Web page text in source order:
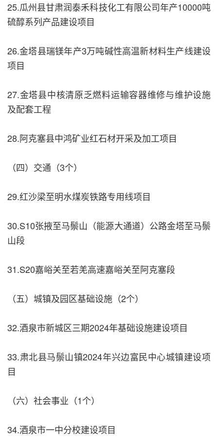
25.瓜州县甘肃润泰禾科技化工有限公司年产10000吨
硫醇系列产品建设项目
26.金塔县瑞镁年产3万吨碱性高温新材料生产线建设
项目
27.金塔县中核清原乏燃料运输容器维修与维护设施
及配套工程
28.阿克塞县中鸿矿业红石材开采及加工项目
（四）交通（3个）
29.红沙梁至明水煤炭铁路专用线项目
30.S10张掖至马鬃山（能源大通道）公路金塔至马鬃
山段
31.S20嘉峪关至若羌高速嘉峪关至阿克塞段
（五）城镇及园区基础设施（2个）
32.酒泉市新城区三期2024年基础设施建设项目
33.肃北县马鬃山镇2024年兴边富民中心城镇建设项
目
（六）社会事业（1个）
34.酒泉市一中分校建设项目